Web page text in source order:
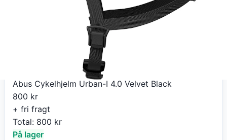
Gå til butik
Abus Cykelhjelm Urban-I 4.0 Velvet Black
800 kr
+ fri fragt
Total: 800 kr
På lager